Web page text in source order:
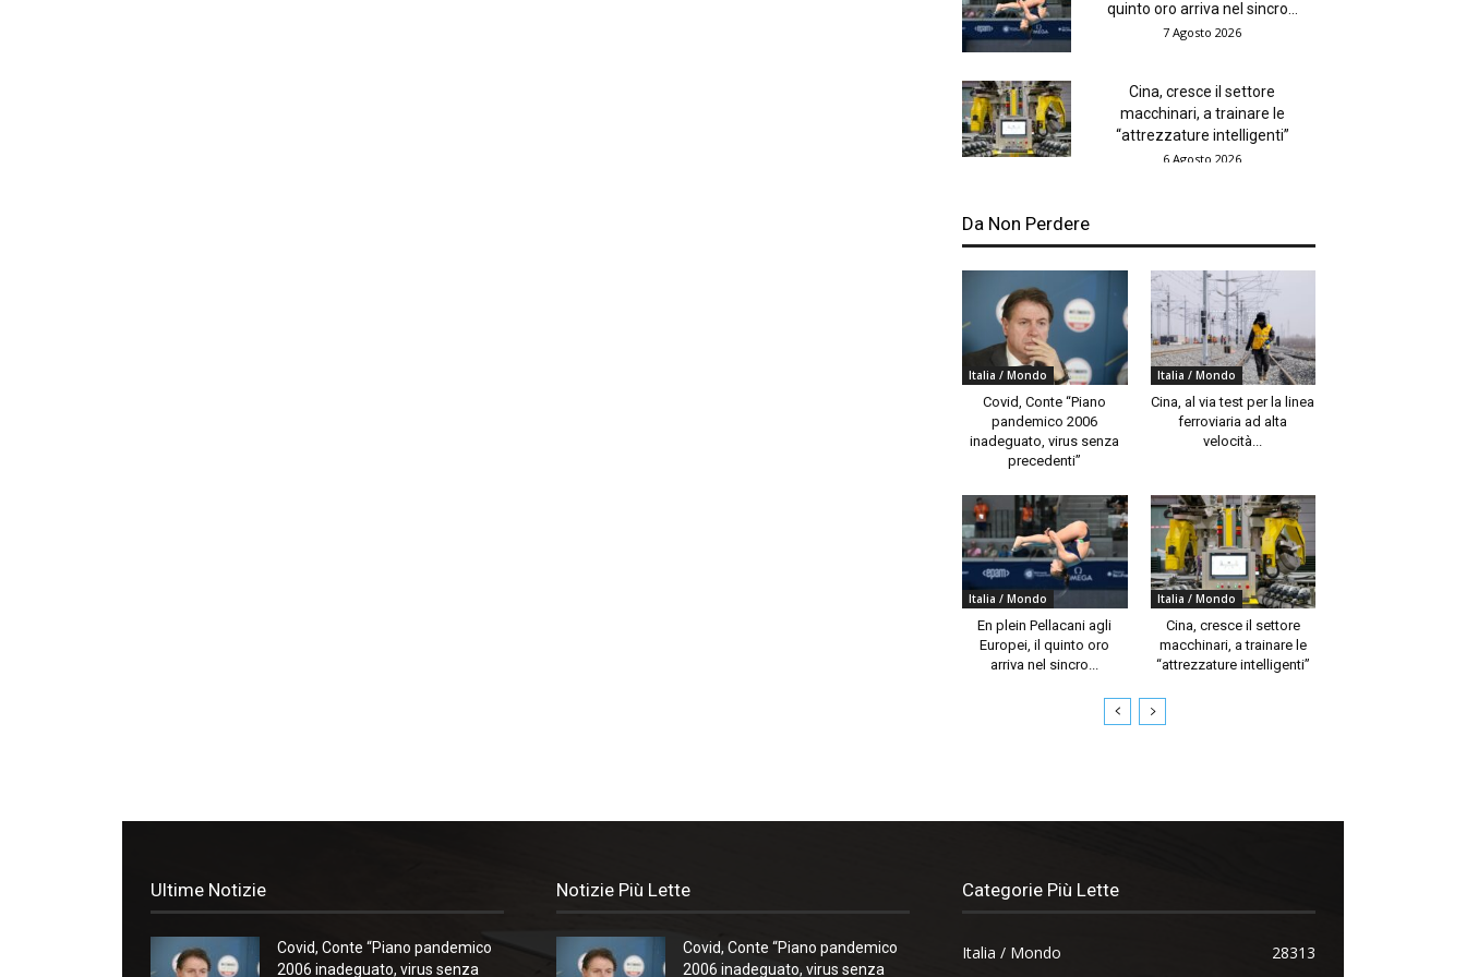
quinto oro arriva nel sincro...
7 Agosto 2026
Cina, cresce il settore
macchinari, a trainare le
“attrezzature intelligenti”
6 Agosto 2026
Da Non Perdere
Italia / Mondo
Covid, Conte “Piano
pandemico 2006
inadeguato, virus senza
precedenti”
Italia / Mondo
Cina, al via test per la linea
ferroviaria ad alta
velocità...
Italia / Mondo
En plein Pellacani agli
Europei, il quinto oro
arriva nel sincro...
Italia / Mondo
Cina, cresce il settore
macchinari, a trainare le
“attrezzature intelligenti”
Ultime Notizie
Covid, Conte “Piano pandemico
2006 inadeguato, virus senza
Notizie Più Lette
Covid, Conte “Piano pandemico
2006 inadeguato, virus senza
Categorie Più Lette
Italia / Mondo
28313